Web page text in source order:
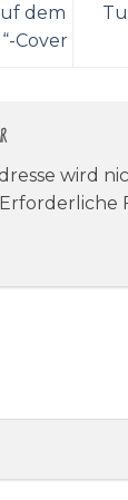
dem
Cover
wird
Erforderliche